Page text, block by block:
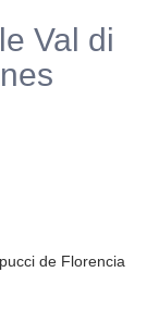
Val di
de Florencia